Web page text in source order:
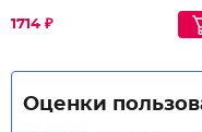
1714 ₽
Оценки